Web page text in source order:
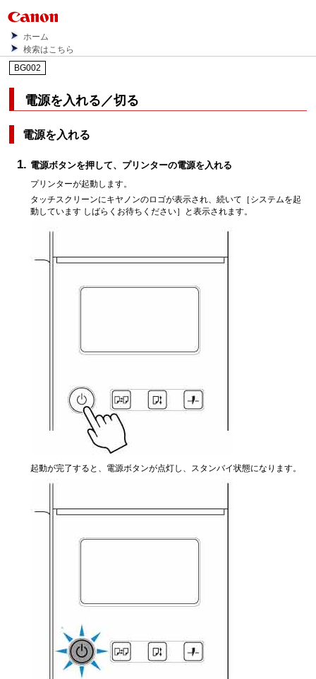
ホーム
検索はこちら
BG002
電源を入れる／切る
電源を入れる
電源ボタンを押して、プリンターの電源を入れる
プリンターが起動します。
タッチスクリーンにキヤノンのロゴが表示され、続いて［ システムを起
動しています しばらくお待ちください］と表示されます。
起動が完了すると、 電源ボタンが点灯し、スタンバイ状態になります。